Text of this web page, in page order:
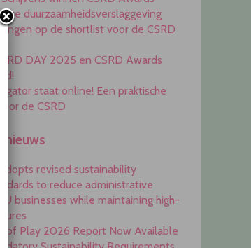
duurzaamheidsverslaggeving
op de shortlist voor de CSRD
DAY 2025 en CSRD Awards
staat online! Een praktische
de CSRD
nieuws
adopts revised sustainability
to reduce administrative
businesses while maintaining high-
of Play 2026 Report Now Available